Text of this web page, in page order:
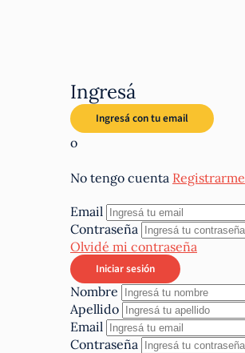
Ingresá
o
No tengo cuenta Registrarme
Email
Contraseña
Olvidé mi contraseña
Nombre
Apellido
Email
Contraseña